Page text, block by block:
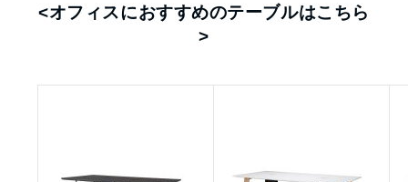
<オフィスにおすすめのテーブルはこちら
>